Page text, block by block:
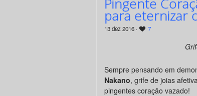
para eternizar
13 dez 2016 · 7
Sempre pensando em
Nakano, grife de joias
pingentes coração vazado!